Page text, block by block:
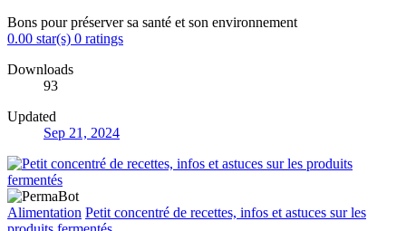
Bons pour préserver sa santé et son environnement
0.00 star(s) 0 ratings
Downloads
93
Updated
Sep 21, 2024
Alimentation Petit concentré de recettes, infos et astuces sur les